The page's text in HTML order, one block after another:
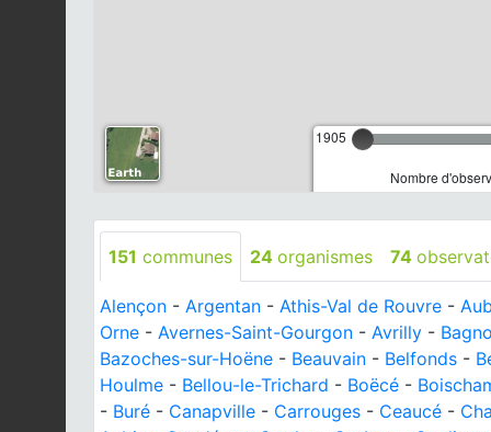
1905
Nombre
151 communes 24 organismes 74
Alençon - Argentan - Athis-Val de Rouvre -
Orne - Avernes-Saint-Gourgon - Avrilly -
Bazoches-sur-Hoëne - Beauvain - Belfonds -
Houlme - Bellou-le-Trichard - Boëcé -
- Buré - Canapville - Carrouges - Ceaucé -